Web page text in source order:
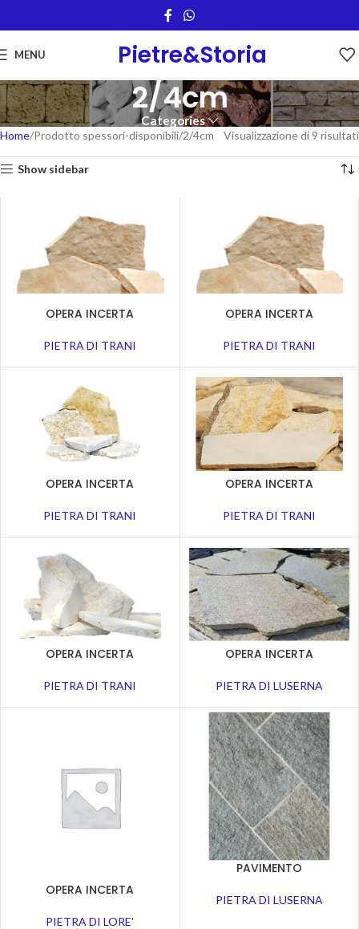
MENU Pietre&Storia
2/4cm
Categories
Home Prodotto spessori-disponibili 2/4cm Visualizzazione di 9 risultati
Show sidebar
OPERA INCERTA
PIETRA DI TRANI
OPERA INCERTA
PIETRA DI TRANI
OPERA INCERTA
PIETRA DI TRANI
OPERA INCERTA
PIETRA DI TRANI
OPERA INCERTA
PIETRA DI TRANI
OPERA INCERTA
PIETRA DI LUSERNA
OPERA INCERTA
PIETRA DI LORE'
PAVIMENTO
PIETRA DI LUSERNA